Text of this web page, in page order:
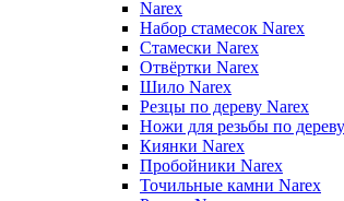
Narex
Набор стамесок Narex
Стамески Narex
Отвёртки Narex
Шило Narex
Резцы по дереву Narex
Ножи для резьбы по
Киянки Narex
Пробойники Narex
Точильные камни Narex